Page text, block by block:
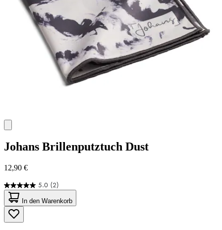
Johans Brillenputztuch Dust
12,90 €
5.0 (2)
5.0
von
5
Sternen.
2
In den Warenkorb